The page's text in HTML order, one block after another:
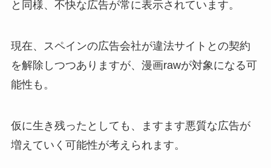
と同様、不快な広告が常に表示されています。
現在、スペインの広告会社が違法サイトとの契約
を解除しつつありますが、漫画rawが対象になる可
能性も。
仮に生き残ったとしても、ますます悪質な広告が
増えていく可能性が考えられます。